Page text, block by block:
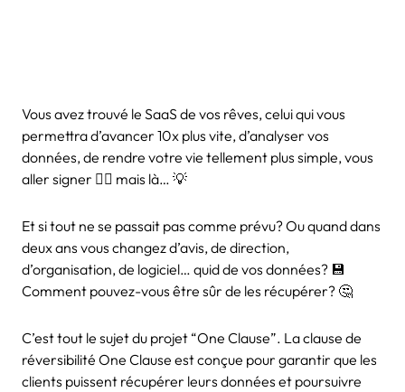
Vous avez trouvé le SaaS de vos rêves, celui qui vous
permettra d’avancer 10x plus vite, d’analyser vos
données, de rendre votre vie tellement plus simple, vous
aller signer ✍🏼 mais là… 💡
Et si tout ne se passait pas comme prévu? Ou quand dans
deux ans vous changez d’avis, de direction,
d’organisation, de logiciel… quid de vos données? 💾
Comment pouvez-vous être sûr de les récupérer? 🤔
C’est tout le sujet du projet “One Clause”. La clause de
réversibilité One Clause est conçue pour garantir que les
clients puissent récupérer leurs données et poursuivre